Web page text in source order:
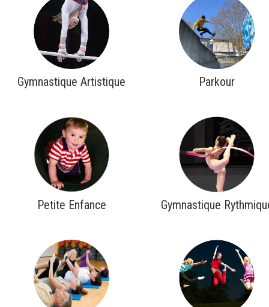
Gymnastique Artistique Parkour
Petite Enfance Gymnastique